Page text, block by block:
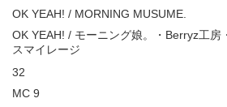
OK YEAH! / MORNING MUSUME.
OK YEAH! / モーニング娘。・Berryz工房
スマイレージ
32
MC 9